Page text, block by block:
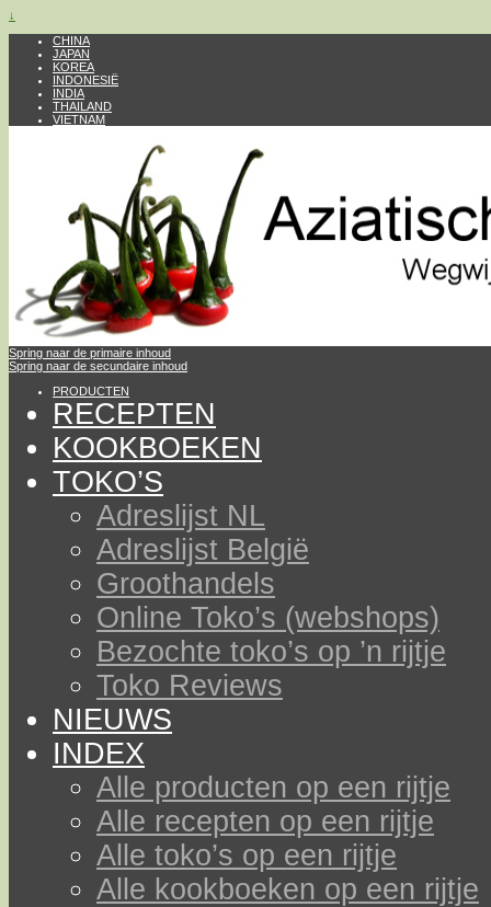
↓
CHINA
JAPAN
KOREA
INDONESIË
INDIA
THAILAND
VIETNAM
Spring naar de primaire inhoud
Spring naar de secundaire inhoud
PRODUCTEN
RECEPTEN
KOOKBOEKEN
TOKO’S
Adreslijst NL
Adreslijst België
Groothandels
Online Toko’s (webshops)
Bezochte toko’s op ’n rijtje
Toko Reviews
NIEUWS
INDEX
Alle producten op een rijtje
Alle recepten op een rijtje
Alle toko’s op een rijtje
Alle kookboeken op een rijtje